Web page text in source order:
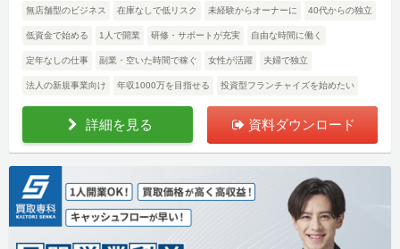
無店舗型のビジネス 在庫なしで低リスク 未経験からオーナーに 40代からの独立
低資金で始める 1人で開業 研修・サポートが充実 自由な時間に働く
定年なしの仕事 副業・空いた時間で稼ぐ 女性が活躍 夫婦で独立
法人の新規事業向け 年収1000万を目指せる 投資型フランチャイズを始めたい
詳細を見る 資料ダウンロード